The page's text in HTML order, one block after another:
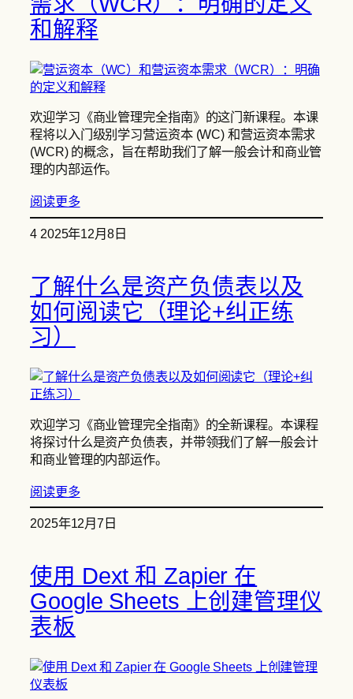
和解释
欢迎学习《商业管理完全指南》的这门新课程。本课
程将以入门级别学习营运资本 (WC) 和营运资本需求
(WCR) 的概念，旨在帮助我们了解一般会计和商业管
理的内部运作。
阅读更多
4 2025年12月8日
了解什么是资产负债表以及
如何阅读它（理论+纠正练
习）
欢迎学习《商业管理完全指南》的全新课程。本课程
将探讨什么是资产负债表，并带领我们了解一般会计
和商业管理的内部运作。
阅读更多
2025年12月7日
使用 Dext 和 Zapier 在
Google Sheets 上创建管理仪
表板